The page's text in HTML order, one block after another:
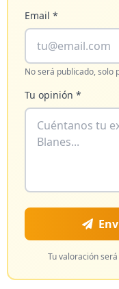
Email *
No será publicado, solo
Tu opinión *
Tu valoración